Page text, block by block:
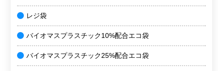
レジ袋
バイオマスプラスチック10%配合エコ袋
バイオマスプラスチック25%配合エコ袋